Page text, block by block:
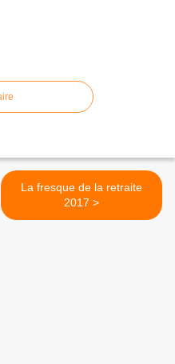
La fresque de la retraite
2017 >